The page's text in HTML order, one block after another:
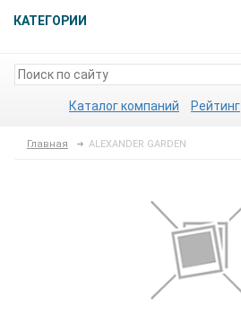
КАТЕГОРИИ
Каталог компаний Рейтинг
Главная ALEXANDER GARDEN